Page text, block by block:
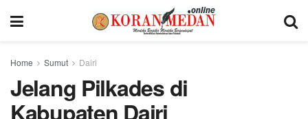
Home Sumut Dairi
Jelang Pilkades di
Kabupaten Dairi